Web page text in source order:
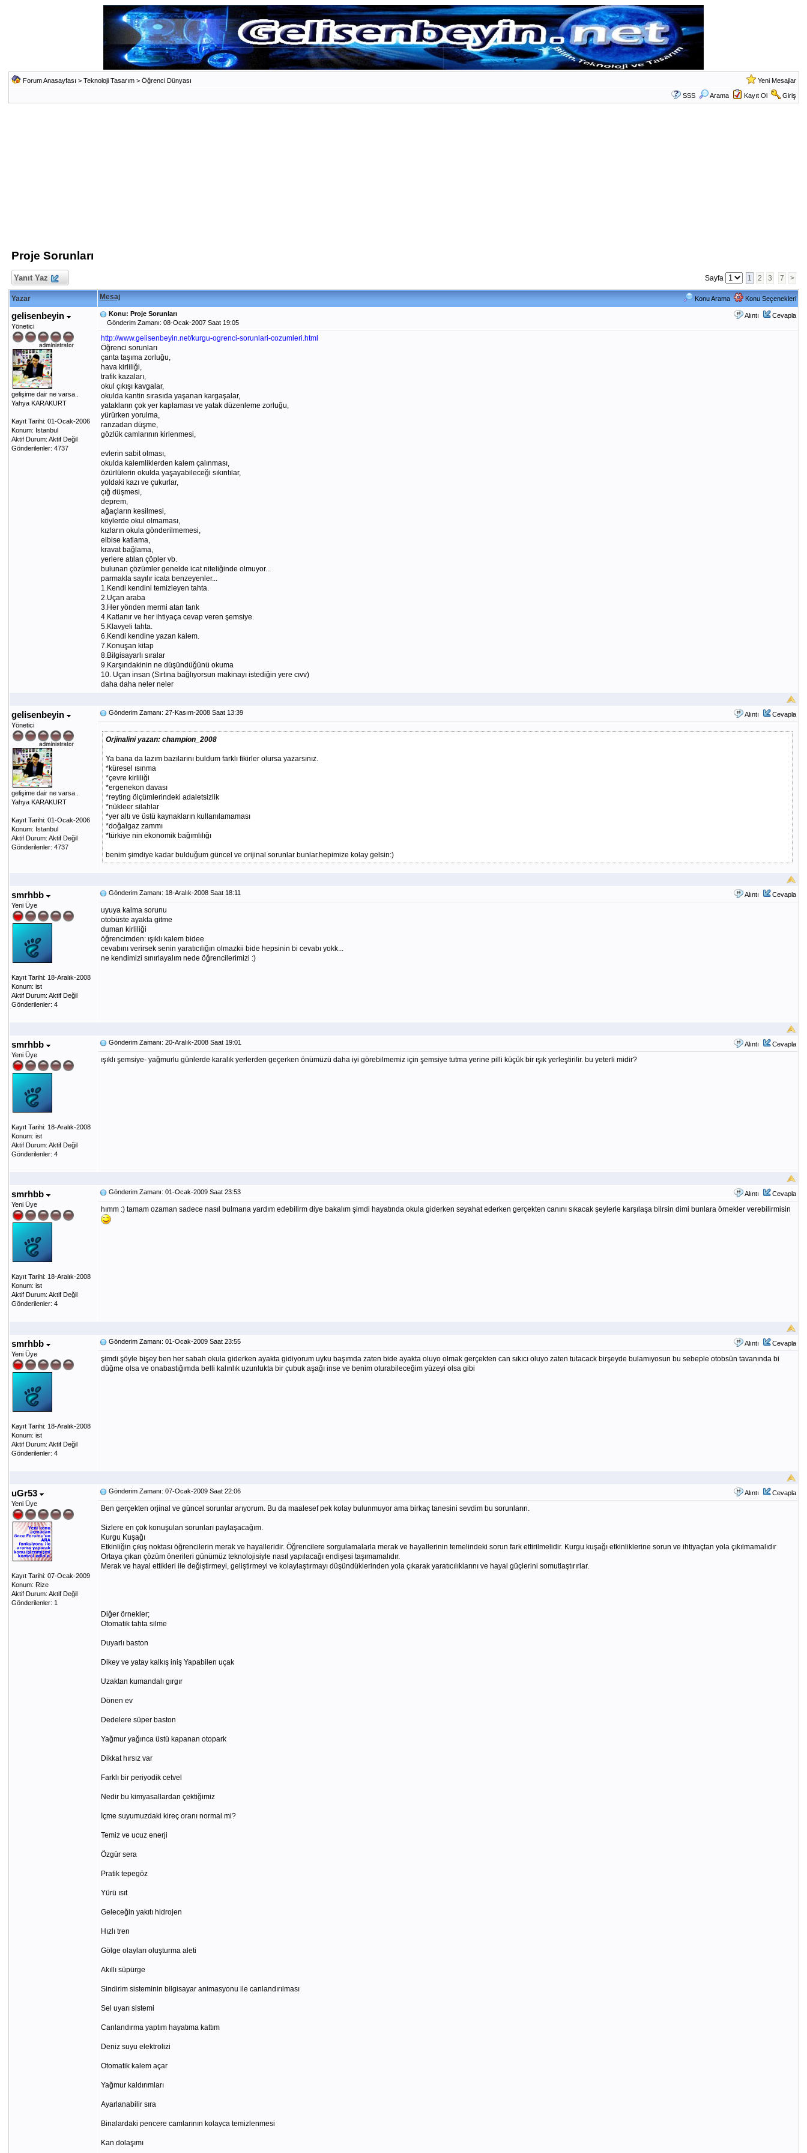
Forum Anasayfası > Teknoloji Tasarım> Öğrenci Dünyası Yeni Mesajlar
SSS Arama Kayıt Ol Giriş
Proje Sorunları
Yanıt Yaz Sayfa 1 2 3 7 >
Yazar Mesaj Konu Arama Konu Seçenekleri
gelisenbeyin
Yönetici
gelişime dair ne varsa..
Yahya KARAKURT
Kayıt Tarihi: 01-Ocak-2006
Konum: Istanbul
Aktif Durum: Aktif Değil
Gönderilenler: 4737
Alıntı Cevapla
Konu: Proje Sorunları
Gönderim Zamanı: 08-Ocak-2007 Saat 19:05
http://www.gelisenbeyin.net/kurgu-ogrenci-sorunlari-cozumleri.html
Öğrenci sorunları
çanta taşıma zorluğu,
hava kirliliği,
trafik kazaları,
okul çıkışı kavgalar,
okulda kantin sırasıda yaşanan kargaşalar,
yatakların çok yer kaplaması ve yatak düzenleme zorluğu,
yürürken yorulma,
ranzadan düşme,
gözlük camlarının kirlenmesi,
evlerin sabit olması,
okulda kalemliklerden kalem çalınması,
özürlülerin okulda yaşayabileceği sıkıntılar,
yoldaki kazı ve çukurlar,
çığ düşmesi,
deprem,
ağaçların kesilmesi,
köylerde okul olmaması,
kızların okula gönderilmemesi,
elbise katlama,
kravat bağlama,
yerlere atılan çöpler vb.
bulunan çözümler genelde icat niteliğinde olmuyor...
parmakla sayılır icata benzeyenler...
1.Kendi kendini temizleyen tahta.
2.Uçan araba
3.Her yönden mermi atan tank
4.Katlanır ve her ihtiyaça cevap veren şemsiye.
5.Klavyeli tahta.
6.Kendi kendine yazan kalem.
7.Konuşan kitap
8.Bilgisayarlı sıralar
9.Karşındakinin ne düşündüğünü okuma
10. Uçan insan (Sırtına bağlıyorsun makinayı istediğin yere cıvv)
daha daha neler neler
gelisenbeyin
Yönetici
gelişime dair ne varsa..
Yahya KARAKURT
Kayıt Tarihi: 01-Ocak-2006
Konum: Istanbul
Aktif Durum: Aktif Değil
Gönderilenler: 4737
Alıntı Cevapla
Gönderim Zamanı: 27-Kasım-2008 Saat 13:39
Orjinalini yazan: champion_2008
Ya bana da lazım bazılarını buldum farklı fikirler olursa yazarsınız.
*küresel ısınma
*çevre kirliliği
*ergenekon davası
*reyting ölçümlerindeki adaletsizlik
*nükleer silahlar
*yer altı ve üstü kaynakların kullanılamaması
*doğalgaz zammı
*türkiye nin ekonomik bağımlılığı
benim şimdiye kadar bulduğum güncel ve orijinal sorunlar bunlar.hepimize kolay gelsin:)
smrhbb
Yeni Üye
Kayıt Tarihi: 18-Aralık-2008
Konum: ist
Aktif Durum: Aktif Değil
Gönderilenler: 4
Alıntı Cevapla
Gönderim Zamanı: 18-Aralık-2008 Saat 18:11
uyuya kalma sorunu
otobüste ayakta gitme
duman kirliliği
öğrencimden: ışıklı kalem bidee
cevabını verirsek senin yaratıcılığın olmazkii bide hepsinin bi cevabı yokk...
ne kendimizi sınırlayalım nede öğrencilerimizi :)
smrhbb
Yeni Üye
Kayıt Tarihi: 18-Aralık-2008
Konum: ist
Aktif Durum: Aktif Değil
Gönderilenler: 4
Alıntı Cevapla
Gönderim Zamanı: 20-Aralık-2008 Saat 19:01
ışıklı şemsiye- yağmurlu günlerde karalık yerlerden geçerken önümüzü daha iyi görebilmemiz için şemsiye tutma yerine pilli küçük bir ışık yerleştirilir. bu yeterli midir?
smrhbb
Yeni Üye
Kayıt Tarihi: 18-Aralık-2008
Konum: ist
Aktif Durum: Aktif Değil
Gönderilenler: 4
Alıntı Cevapla
Gönderim Zamanı: 01-Ocak-2009 Saat 23:53
hımm :) tamam ozaman sadece nasıl bulmana yardım edebilirm diye bakalım şimdi hayatında okula giderken seyahat ederken gerçekten canını sıkacak şeylerle karşılaşa bilrsin dimi bunlara örnekler verebilirmisin
smrhbb
Yeni Üye
Kayıt Tarihi: 18-Aralık-2008
Konum: ist
Aktif Durum: Aktif Değil
Gönderilenler: 4
Alıntı Cevapla
Gönderim Zamanı: 01-Ocak-2009 Saat 23:55
şimdi şöyle bişey ben her sabah okula giderken ayakta gidiyorum uyku başımda zaten bide ayakta oluyo olmak gerçekten can sıkıcı oluyo zaten tutacack birşeyde bulamıyosun bu sebeple otobsün tavanında bi
düğme olsa ve onabastığımda belli kalınlık uzunlukta bir çubuk aşağı inse ve benim oturabileceğim yüzeyi olsa gibi
uGr53
Yeni Üye
Kayıt Tarihi: 07-Ocak-2009
Konum: Rize
Aktif Durum: Aktif Değil
Gönderilenler: 1
Alıntı Cevapla
Gönderim Zamanı: 07-Ocak-2009 Saat 22:06
Ben gerçekten orjinal ve güncel sorunlar arıyorum. Bu da maalesef pek kolay bulunmuyor ama birkaç tanesini sevdim bu sorunların.
Sizlere en çok konuşulan sorunları paylaşacağım.
Kurgu Kuşağı
Etkinliğin çıkış noktası öğrencilerin merak ve hayalleridir. Öğrencilere sorgulamalarla merak ve hayallerinin temelindeki sorun fark ettirilmelidir. Kurgu kuşağı etkinliklerine sorun ve ihtiyaçtan yola çıkılmamalıdır
Ortaya çıkan çözüm önerileri günümüz teknolojisiyle nasıl yapılacağı endişesi taşımamalıdır.
Merak ve hayal ettikleri ile değiştirmeyi, geliştirmeyi ve kolaylaştırmayı düşündüklerinden yola çıkarak yaratıcılıklarını ve hayal güçlerini somutlaştırırlar.
Diğer örnekler;
Otomatik tahta silme
Duyarlı baston
Dikey ve yatay kalkış iniş Yapabilen uçak
Uzaktan kumandalı gırgır
Dönen ev
Dedelere süper baston
Yağmur yağınca üstü kapanan otopark
Dikkat hırsız var
Farklı bir periyodik cetvel
Nedir bu kimyasallardan çektiğimiz
İçme suyumuzdaki kireç oranı normal mi?
Temiz ve ucuz enerji
Özgür sera
Pratik tepegöz
Yürü ısıt
Geleceğin yakıtı hidrojen
Hızlı tren
Gölge olayları oluşturma aleti
Akıllı süpürge
Sindirim sisteminin bilgisayar animasyonu ile canlandırılması
Sel uyarı sistemi
Canlandırma yaptım hayatıma kattım
Deniz suyu elektrolizi
Otomatik kalem açar
Yağmur kaldırımları
Ayarlanabilir sıra
Binalardaki pencere camlarının kolayca temizlenmesi
Kan dolaşımı